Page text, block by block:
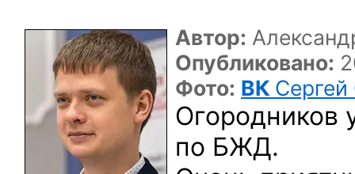
Автор:
Опубликовано:
Фото: ВК Сергей
Огородников
по БЖД.